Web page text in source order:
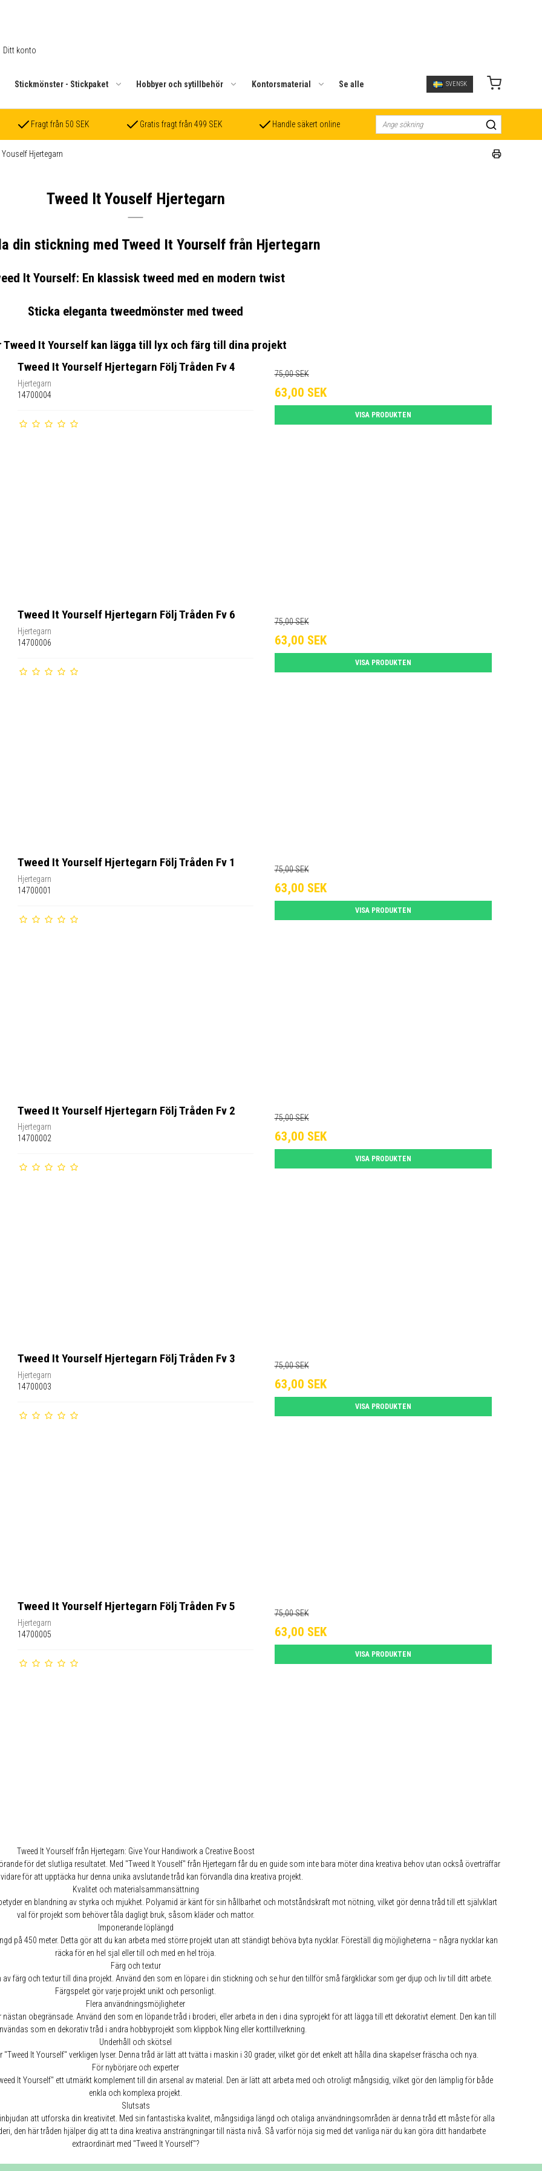
Ditt konto
Stickmönster - Stickpaket Hobbyer och sytillbehör Kontorsmaterial Se alle SVENSK
Fragt från 50 SEK Gratis fragt från 499 SEK Handle säkert online
Youself Hjertegarn
Tweed It Youself Hjertegarn
din stickning med Tweed It Yourself från Hjertegarn
It Yourself: En klassisk tweed med en modern twist
Sticka eleganta tweedmönster med tweed
Tweed It Yourself kan lägga till lyx och färg till dina projekt
Tweed It Yourself Hjertegarn Följ Tråden Fv 4
Hjertegarn
14700004
75,00 SEK
63,00 SEK
VISA PRODUKTEN
Tweed It Yourself Hjertegarn Följ Tråden Fv 6
Hjertegarn
14700006
75,00 SEK
63,00 SEK
VISA PRODUKTEN
Tweed It Yourself Hjertegarn Följ Tråden Fv 1
Hjertegarn
14700001
75,00 SEK
63,00 SEK
VISA PRODUKTEN
Tweed It Yourself Hjertegarn Följ Tråden Fv 2
Hjertegarn
14700002
75,00 SEK
63,00 SEK
VISA PRODUKTEN
Tweed It Yourself Hjertegarn Följ Tråden Fv 3
Hjertegarn
14700003
75,00 SEK
63,00 SEK
VISA PRODUKTEN
Tweed It Yourself Hjertegarn Följ Tråden Fv 5
Hjertegarn
14700005
75,00 SEK
63,00 SEK
VISA PRODUKTEN
Tweed It Yourself från Hjertegarn: Give Your Handiwork a Creative Boost
för det slutliga resultatet. Med "Tweed It Youself" från Hjertegarn får du en guide som inte bara möter dina kreativa behov utan också överträffar
för att upptäcka hur denna unika avslutande tråd kan förvandla dina kreativa projekt.
Kvalitet och materialsammansättning
en blandning av styrka och mjukhet. Polyamid är känt för sin hållbarhet och motståndskraft mot nötning, vilket gör denna tråd till ett självklart
val för projekt som behöver tåla dagligt bruk, såsom kläder och mattor.
Imponerande löplängd
på 450 meter. Detta gör att du kan arbeta med större projekt utan att ständigt behöva byta nycklar. Föreställ dig möjligheterna – några nycklar kan
räcka för en hel sjal eller till och med en hel tröja.
Färg och textur
färg och textur till dina projekt. Använd den som en löpare i din stickning och se hur den tillför små färgklickar som ger djup och liv till ditt arbete.
Färgspelet gör varje projekt unikt och personligt.
Flera användningsmöjligheter
obegränsade. Använd den som en löpande tråd i broderi, eller arbeta in den i dina syprojekt för att lägga till ett dekorativt element. Den kan till
som en dekorativ tråd i andra hobbyprojekt som klippbok Ning eller korttillverkning.
Underhåll och skötsel
It Yourself" verkligen lyser. Denna tråd är lätt att tvätta i maskin i 30 grader, vilket gör det enkelt att hålla dina skapelser fräscha och nya.
För nybörjare och experter
It Yourself" ett utmärkt komplement till din arsenal av material. Den är lätt att arbeta med och otroligt mångsidig, vilket gör den lämplig för både
enkla och komplexa projekt.
Slutsats
att utforska din kreativitet. Med sin fantastiska kvalitet, mångsidiga längd och otaliga användningsområden är denna tråd ett måste för alla
den här tråden hjälper dig att ta dina kreativa ansträngningar till nästa nivå. Så varför nöja sig med det vanliga när du kan göra ditt handarbete
extraordinärt med "Tweed It Yourself"?